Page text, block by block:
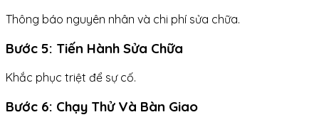
Thông báo nguyên nhân và chi phí sửa chữa.
Bước 5: Tiến Hành Sửa Chữa
Khắc phục triệt để sự cố.
Bước 6: Chạy Thử Và Bàn Giao